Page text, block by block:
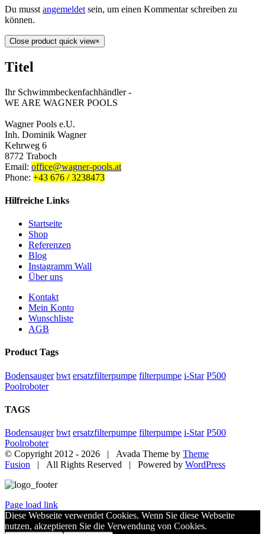
Du musst angemeldet sein, um einen Kommentar schreiben zu
können.
Close product quick view×
Titel
Ihr Schwimmbeckenfachhändler -
WE ARE WAGNER POOLS
Wagner Pools e.U.
Inh. Dominik Wagner
Kehrweg 6
8772 Traboch
Email: office@wagner-pools.at
Phone: +43 676 / 3238473
Hilfreiche Links
Startseite
Shop
Referenzen
Blog
Instagramm Wall
Über uns
Kontakt
Mein Konto
Wunschliste
AGB
Product Tags
Bodensauger bwt ersatzfilterpumpe filterpumpe i-Star P500
Poolroboter
TAGS
Bodensauger bwt ersatzfilterpumpe filterpumpe i-Star P500
Poolroboter
© Copyright 2012 - 2026 | Avada Theme by Theme
Fusion | All Rights Reserved | Powered by WordPress
Page load link
Diese Webseite verwendet Cookies. Wenn Sie diese Webseite
nutzen, akzeptieren Sie die Verwendung von Cookies.